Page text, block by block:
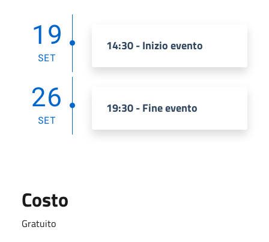
19
SET
14:30 - Inizio evento
26
SET
19:30 - Fine evento
Costo
Gratuito